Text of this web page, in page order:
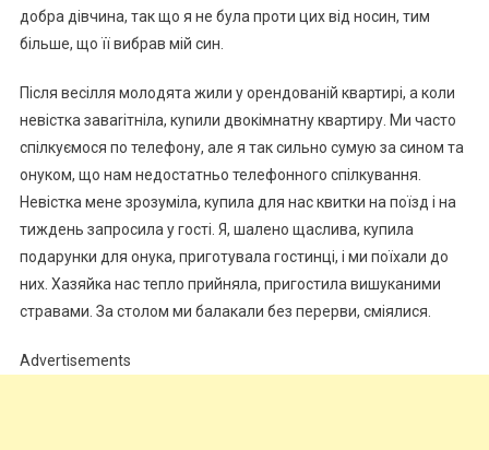
добра дівчина, так що я не була проти цих від носин, тим
більше, що її вибрав мій син.
Після весілля молодята жили у орендованій квартирі, а коли
невістка заваrітніла, куnили двокімнатну квартиру. Ми часто
спілкуємося по телефону, але я так сильно сумую за сином та
онуком, що нам недостатньо телефонного спілкування.
Невістка мене зрозуміла, купила для нас квитки на поїзд і на
тиждень запросила у гості. Я, шалено щаслива, купила
подарунки для онука, приготувала гостинці, і ми поїхали до
них. Хазяйка нас тепло прийняла, пригостила вишуканими
стравами. За столом ми балакали без перерви, сміялися.
Advertisements